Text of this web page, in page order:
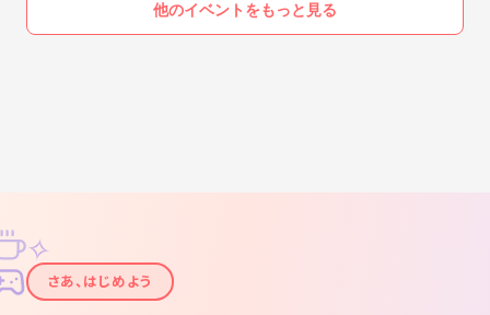
他のイベントをもっと見る
✦
✧
さあ、はじめよう